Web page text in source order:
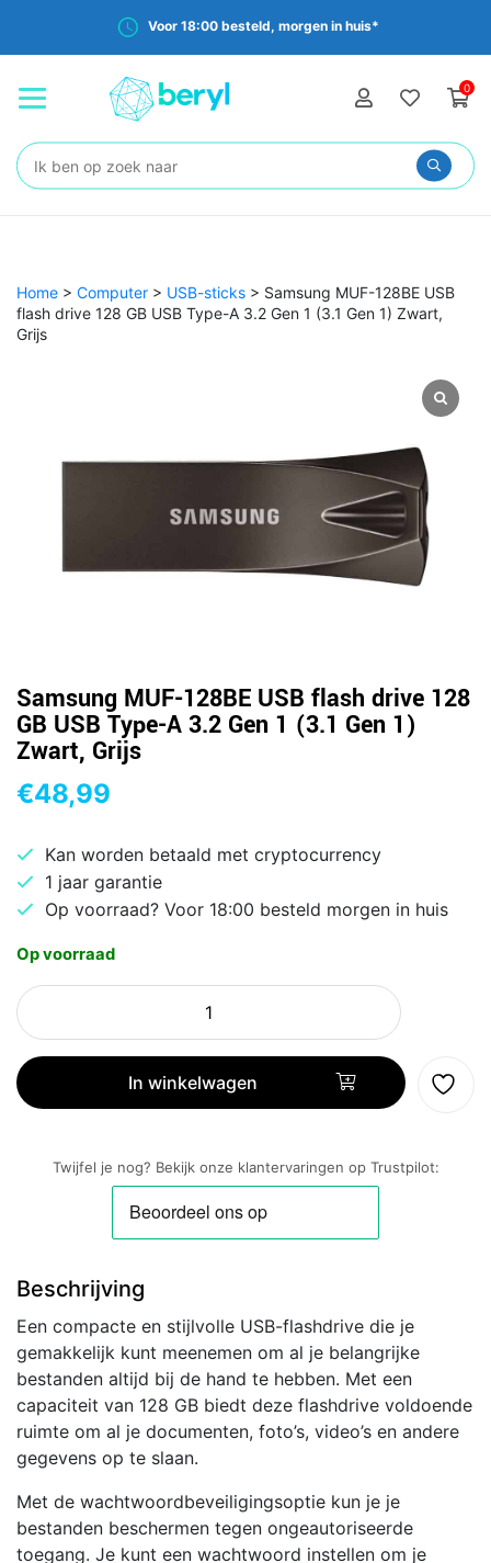
Voor 18:00 besteld, morgen in huis*
0
Zoeken:
Home > Computer > USB-sticks > Samsung MUF-128BE USB
flash drive 128 GB USB Type-A 3.2 Gen 1 (3.1 Gen 1) Zwart,
Grijs
Samsung MUF-128BE USB flash drive 128
GB USB Type-A 3.2 Gen 1 (3.1 Gen 1)
Zwart, Grijs
€48,99
Kan worden betaald met cryptocurrency
1 jaar garantie
Op voorraad? Voor 18:00 besteld morgen in huis
Op voorraad
Samsung
MUF-
USB
flash
3.2
1
(3.1
Gen
1)
Zwart,
Grijs
aantal
In winkelwagen
Twijfel je nog? Bekijk onze klantervaringen op Trustpilot:
Beschrijving
Een compacte en stijlvolle USB-flashdrive die je
gemakkelijk kunt meenemen om al je belangrijke
bestanden altijd bij de hand te hebben. Met een
capaciteit van 128 GB biedt deze flashdrive voldoende
ruimte om al je documenten, foto’s, video’s en andere
gegevens op te slaan.
Met de wachtwoordbeveiligingsoptie kun je je
bestanden beschermen tegen ongeautoriseerde
toegang. Je kunt een wachtwoord instellen om je